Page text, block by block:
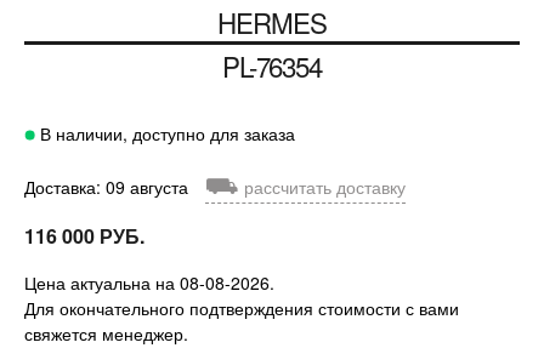
HERMES
PL-76354
В наличии, доступно для заказа
Доставка: 09 августа ⛟ рассчитать доставку
116 000 РУБ.
Цена актуальна на 08-08-2026.
Для окончательного подтверждения стоимости с вами
свяжется менеджер.